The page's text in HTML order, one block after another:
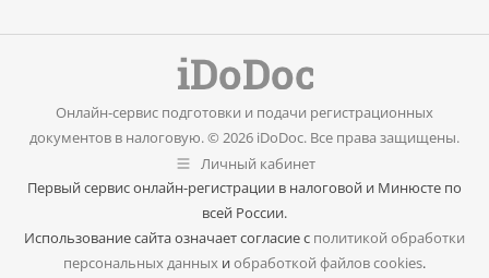
Онлайн-сервис подготовки и подачи регистрационных
документов в налоговую. © 2026 iDoDoc. Все права защищены.
Личный кабинет
Первый сервис онлайн-регистрации в налоговой и Минюсте по
всей России.
Использование сайта означает согласие с политикой обработки
персональных данных иобработкой файлов cookies.